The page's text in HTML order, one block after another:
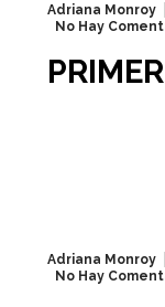
Adriana Monroy
No Hay
Adriana Monroy
No Hay